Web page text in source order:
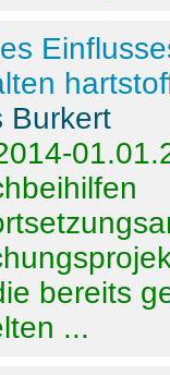
Burkert
bereits
...